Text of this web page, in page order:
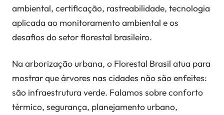
ambiental, certificação, rastreabilidade, tecnologia
aplicada ao monitoramento ambiental e os
desafios do setor florestal brasileiro.
Na arborização urbana, o Florestal Brasil atua para
mostrar que árvores nas cidades não são enfeites:
são infraestrutura verde. Falamos sobre conforto
térmico, segurança, planejamento urbano,